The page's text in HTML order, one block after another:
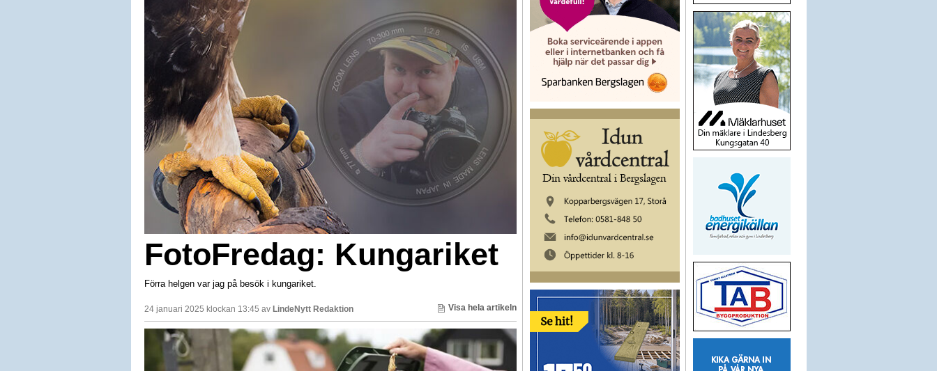
FotoFredag: Kungariket
Förra helgen var jag på besök i kungariket.
24 januari 2025 klockan 13:45 av LindeNytt Redaktion Visa hela artikeln